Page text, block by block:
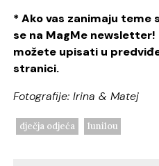
* Ako vas zanimaju teme
se na MagMe newsletter!
možete upisati u
stranici.
Fotografije: Irina & Matej
dječja odjeća lunilou